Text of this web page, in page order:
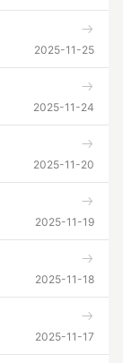
2025-11-25
2025-11-24
2025-11-20
2025-11-19
2025-11-18
2025-11-17